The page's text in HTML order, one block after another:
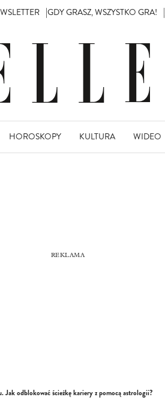
GDY GRASZ, WSZYSTKO GRA!
HOROSKOPY KULTURA WIDEO
Jak odblokować ścieżkę kariery z pomocą astrologii?